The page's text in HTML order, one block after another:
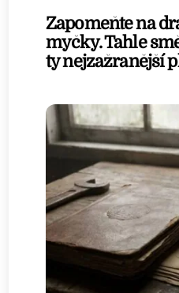
Zapomeňte na
myčky. Tahle
ty nejzažranější